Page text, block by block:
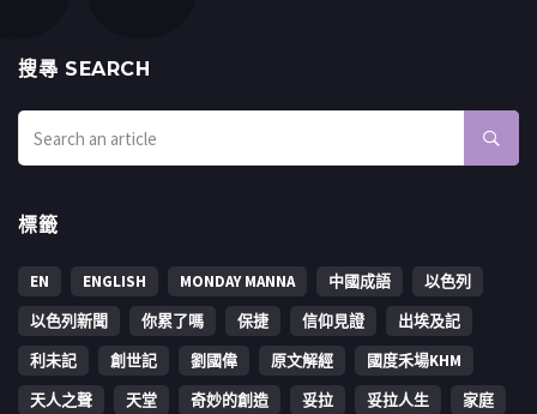
搜㝷 SEARCH
標籤
EN ENGLISH MONDAY MANNA 中國成語
以色列
以色列新聞
你累了嗎 保捷 信仰見證
出埃及記
利未記
創世記 劉國偉 原文解經
國度禾場KHM
天人之聲
天堂 奇妙的創造 妥拉 妥拉人生
家庭